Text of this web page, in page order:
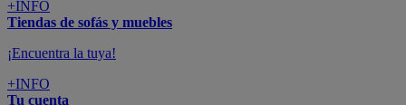
Grandes marcas de muebles, sofás,
colchones y electrodomésticos